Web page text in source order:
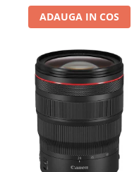
ADAUGA IN COS